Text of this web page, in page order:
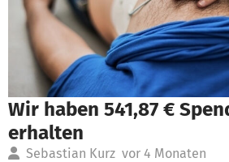
Wir haben 541,87 €
erhalten
Sebastian Kurz vor 4 Monaten